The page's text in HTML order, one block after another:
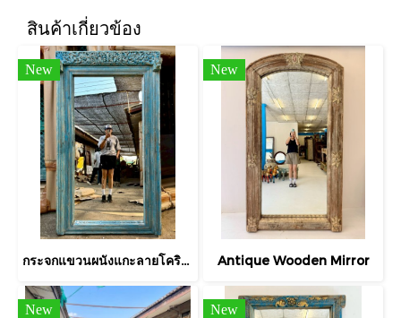
สินค้าเกี่ยวข้อง
New
กระจกแขวนผนังแกะลายโครินเทียนสีฟ้า
New
Antique Wooden Mirror
New New